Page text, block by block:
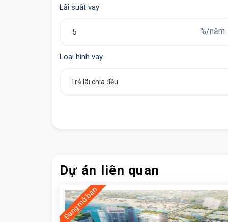
THÔNG TIN DỰ ÁN
Lãi suất vay
%/năm
Loại hình vay
Dự án liên quan
Đang mở bán